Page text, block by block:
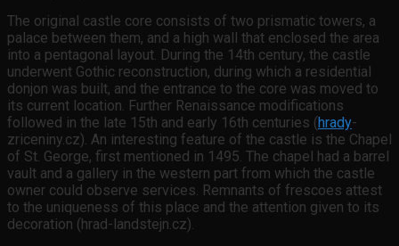
The original castle core consists of two prismatic towers, a
palace between them, and a high wall that enclosed the area
into a pentagonal layout. During the 14th century, the castle
underwent Gothic reconstruction, during which a residential
donjon was built, and the entrance to the core was moved to
its current location. Further Renaissance modifications
followed in the late 15th and early 16th centuries (hrady-
zriceniny.cz). An interesting feature of the castle is the Chapel
of St. George, first mentioned in 1495. The chapel had a barrel
vault and a gallery in the western part from which the castle
owner could observe services. Remnants of frescoes attest
to the uniqueness of this place and the attention given to its
decoration (hrad-landstejn.cz).